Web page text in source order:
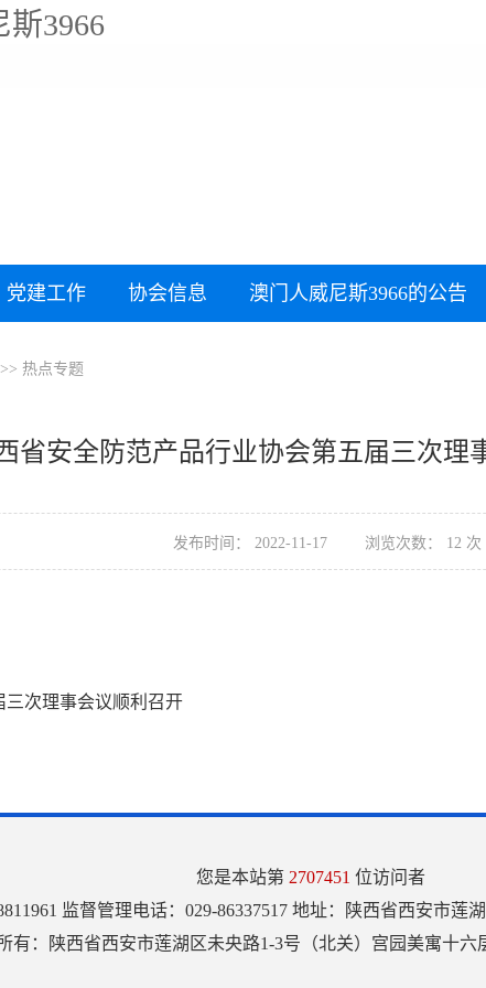
3966
党建工作 协会信息 澳门人威尼斯3966的公告
>> 热点专题
省安全防范产品行业协会第五届三次理
发布时间： 2022-11-17 浏览次数： 12 次
三次理事会议顺利召开
您是本站第 2707451 位访问者
监督管理电话：029-86337517 地址：陕西省西安市
有：陕西省西安市莲湖区未央路1-3号（北关）宫园美寓十六